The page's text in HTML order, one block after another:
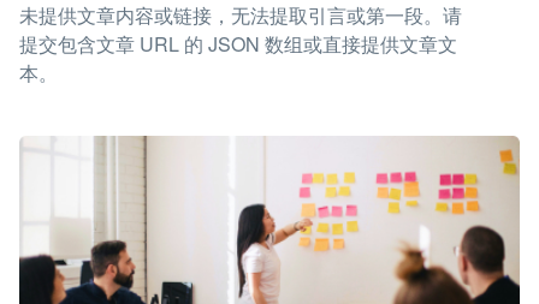
未提供文章内容或链接，无法提取引言或第一段。请
提交包含文章 URL 的 JSON 数组或直接提供文章文
本。